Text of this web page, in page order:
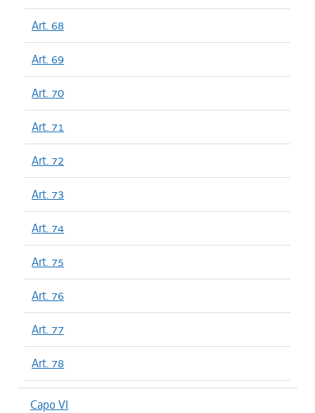
Art. 68
Art. 69
Art. 70
Art. 71
Art. 72
Art. 73
Art. 74
Art. 75
Art. 76
Art. 77
Art. 78
Capo VI